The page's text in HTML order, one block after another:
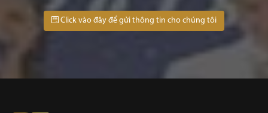
Click vào đây để gửi thông tin cho chúng tôi